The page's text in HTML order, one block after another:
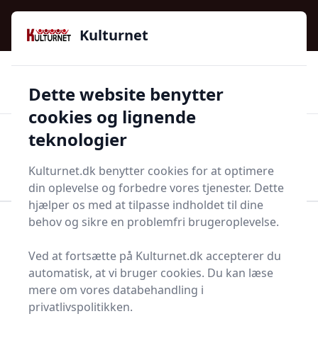
Kulturnet - Alt Det Gode I Livet | Din Kulturguide Siden
2016
97 kategorier 👍Kun godkendte butikker
Start søgning
Bolig og indretning
Møbler
Find de bedste
sokkelskuffer - 0
Kulturnet
Dette website benytter
cookies og lignende
teknologier
Kulturnet.dk benytter cookies for at optimere
din oplevelse og forbedre vores tjenester. Dette
hjælper os med at tilpasse indholdet til dine
behov og sikre en problemfri brugeroplevelse.
Ved at fortsætte på Kulturnet.dk accepterer du
automatisk, at vi bruger cookies. Du kan læse
mere om vores databehandling i
privatlivspolitikken.